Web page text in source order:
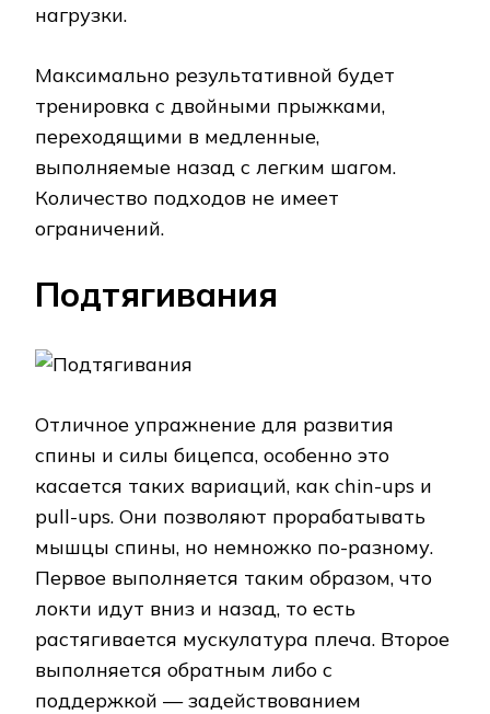
нагрузки.
Максимально результативной будет
тренировка с двойными прыжками,
переходящими в медленные,
выполняемые назад с легким шагом.
Количество подходов не имеет
ограничений.
Подтягивания
Отличное упражнение для развития
спины и силы бицепса, особенно это
касается таких вариаций, как chin-ups и
pull-ups. Они позволяют прорабатывать
мышцы спины, но немножко по-разному.
Первое выполняется таким образом, что
локти идут вниз и назад, то есть
растягивается мускулатура плеча. Второе
выполняется обратным либо с
поддержкой — задействованием